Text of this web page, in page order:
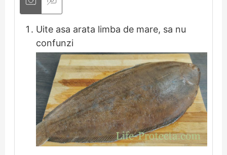
Uite asa arata limba de mare, sa nu
confunzi